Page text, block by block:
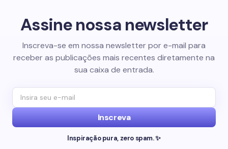
Assine nossa newsletter
Inscreva-se em nossa newsletter por e-mail para
receber as publicações mais recentes diretamente na
sua caixa de entrada.
Inscreva
Inspiração pura, zero spam. ✨